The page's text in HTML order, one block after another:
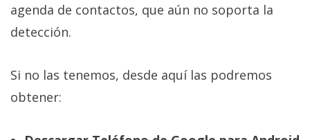
agenda de contactos, que aún no soporta la
detección.
Si no las tenemos, desde aquí las podremos
obtener: